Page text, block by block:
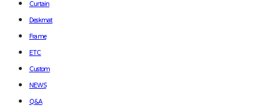
Curtain
Deskmat
Frame
ETC
Custom
NEWS
Q&A